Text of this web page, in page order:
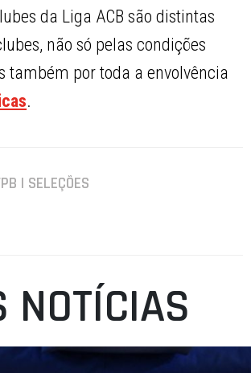
da Liga ACB são distintas
não só pelas condições
também por toda a envolvência
.
| SELEÇÕES
NOTÍCIAS